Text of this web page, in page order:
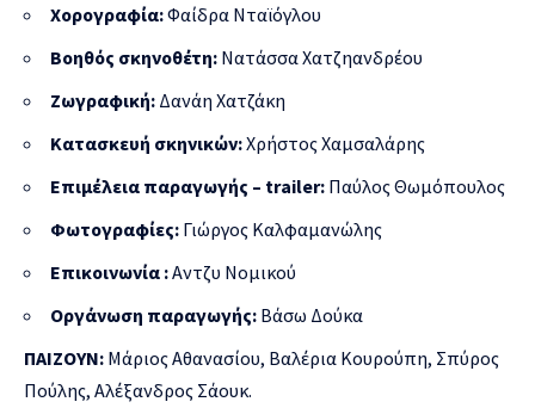
Χορογραφία:Φαίδρα Νταϊόγλου
Βοηθός σκηνοθέτη: Νατάσσα Χατζηανδρέου
Ζωγραφική: Δανάη Χατζάκη
Κατασκευή σκηνικών:Χρήστος Χαμσαλάρης
Επιμέλεια παραγωγής – trailer: Παύλος Θωμόπουλος
Φωτογραφίες: Γιώργος Καλφαμανώλης
Επικοινωνία :Αντζυ Νομικού
Οργάνωση παραγωγής: Βάσω Δούκα
ΠΑΙΖΟΥΝ: Μάριος Αθανασίου, Βαλέρια Κουρούπη, Σπύρος
Πούλης, Αλέξανδρος Σάουκ.